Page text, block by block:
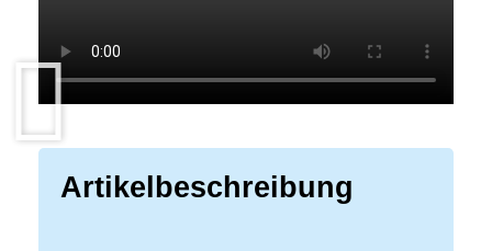
Artikelbeschreibung